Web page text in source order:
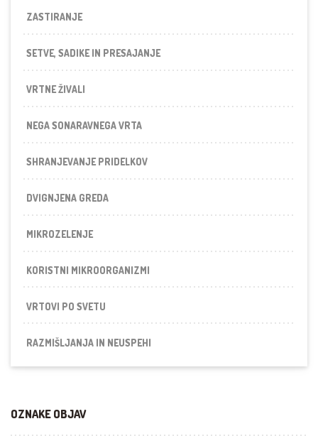
ZASTIRANJE
SETVE, SADIKE IN PRESAJANJE
VRTNE ŽIVALI
NEGA SONARAVNEGA VRTA
SHRANJEVANJE PRIDELKOV
DVIGNJENA GREDA
MIKROZELENJE
KORISTNI MIKROORGANIZMI
VRTOVI PO SVETU
RAZMIŠLJANJA IN NEUSPEHI
OZNAKE OBJAV